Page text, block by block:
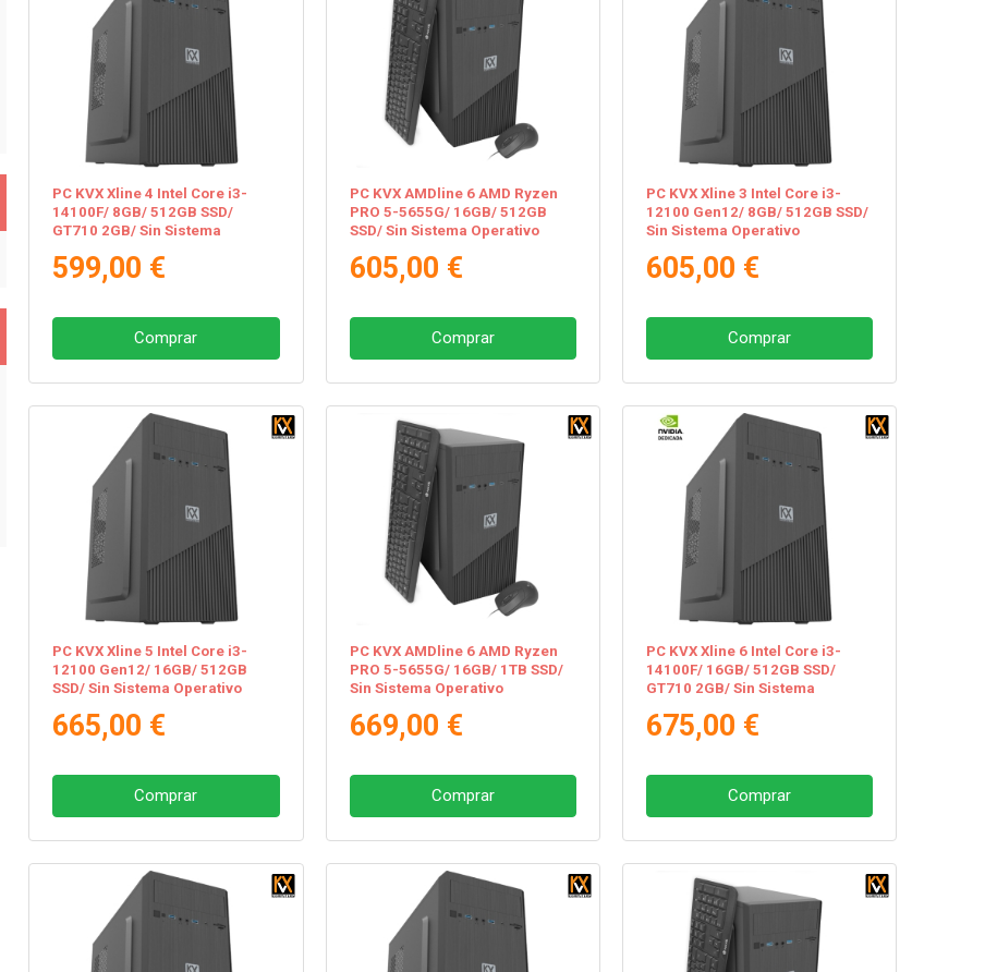
PC KVX Xline 4 Intel Core i3-
14100F/ 8GB/ 512GB SSD/
GT710 2GB/ Sin Sistema
599,00 €
Comprar
PC KVX AMDline 6 AMD Ryzen
PRO 5-5655G/ 16GB/ 512GB
SSD/ Sin Sistema Operativo
605,00 €
Comprar
PC KVX Xline 3 Intel Core i3-
12100 Gen12/ 8GB/ 512GB SSD/
Sin Sistema Operativo
605,00 €
Comprar
PC KVX Xline 5 Intel Core i3-
12100 Gen12/ 16GB/ 512GB
SSD/ Sin Sistema Operativo
665,00 €
Comprar
PC KVX AMDline 6 AMD Ryzen
PRO 5-5655G/ 16GB/ 1TB SSD/
Sin Sistema Operativo
669,00 €
Comprar
PC KVX Xline 6 Intel Core i3-
14100F/ 16GB/ 512GB SSD/
GT710 2GB/ Sin Sistema
675,00 €
Comprar